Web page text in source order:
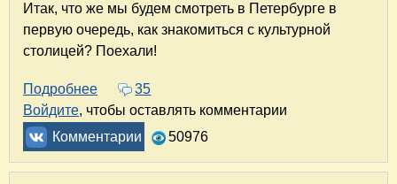
Итак, что же мы будем смотреть в Петербурге в
первую очередь, как знакомиться с культурной
столицей? Поехали!
Подробнее о Знакомство с Петербургом. Что
35
Войдите, чтобы оставлять комментарии
Комментарии
50976